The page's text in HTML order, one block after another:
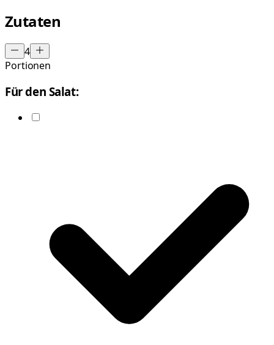
Zutaten
4
Portionen
Für den Salat: